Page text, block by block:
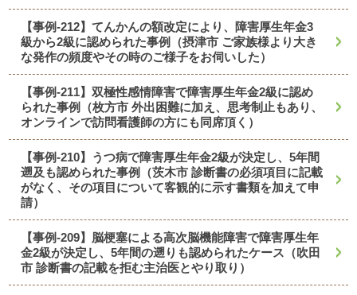
【事例-212】てんかんの額改定により、障害厚生年金3
級から2級に認められた事例（摂津市 ご家族様より大き
な発作の頻度やその時のご様子をお伺いした）
【事例-211】双極性感情障害で障害厚生年金2級に認め
られた事例（枚方市 外出困難に加え、思考制止もあり、
オンラインで訪問看護師の方にも同席頂く）
【事例-210】うつ病で障害厚生年金2級が決定し、5年間
遡及も認められた事例（茨木市 診断書の必須項目に記載
がなく、その項目について客観的に示す書類を加えて申
請）
【事例-209】脳梗塞による高次脳機能障害で障害厚生年
金2級が決定し、5年間の遡りも認められたケース（吹田
市 診断書の記載を拒む主治医とやり取り）